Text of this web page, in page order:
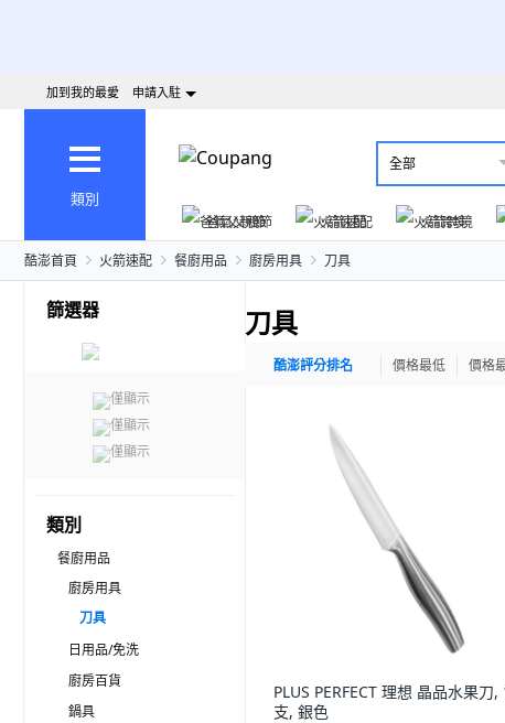
加到我的最愛 申請入駐
類別
全部
爸氣父親節
火箭速配 火箭跨境
酷澎首頁 火箭速配 餐廚用品 廚房用具 刀具
篩選器
僅顯示
僅顯示
僅顯示
類別
餐廚用品
廚房用具
刀具
日用品/免洗
廚房百貨
鍋具
刀具
酷澎評分排名 價格最低 價格
PLUS PERFECT 理想 晶品水果刀,
支, 銀色